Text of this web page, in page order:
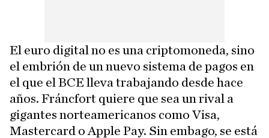
El euro digital no es una criptomoneda, sino
el embrión de un nuevo sistema de pagos en
el que el BCE lleva trabajando desde hace
años. Fráncfort quiere que sea un rival a
gigantes norteamericanos como Visa,
Mastercard o Apple Pay. Sin embago, se está